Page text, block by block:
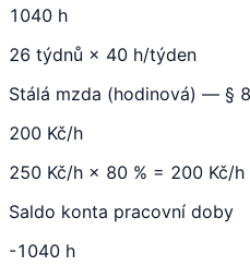
1040 h
26 týdnů × 40 h/týden
Stálá mzda (hodinová) — §
200 Kč/h
250 Kč/h × 80 % = 200 Kč/
Saldo konta pracovní doby
-1040 h